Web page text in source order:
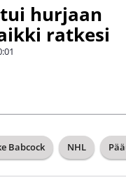
hurjaan
ratkesi
Babcock NHL